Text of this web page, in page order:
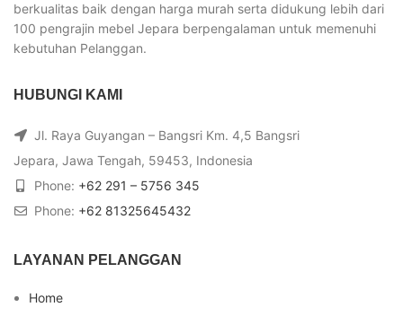
berkualitas baik dengan harga murah serta didukung lebih dari
100 pengrajin mebel Jepara berpengalaman untuk memenuhi
kebutuhan Pelanggan.
HUBUNGI KAMI
Jl. Raya Guyangan – Bangsri Km. 4,5 Bangsri
Jepara, Jawa Tengah, 59453, Indonesia
Phone: +62 291 – 5756 345
Phone: +62 81325645432
LAYANAN PELANGGAN
Home